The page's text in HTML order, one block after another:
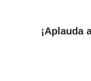
¡Aplauda